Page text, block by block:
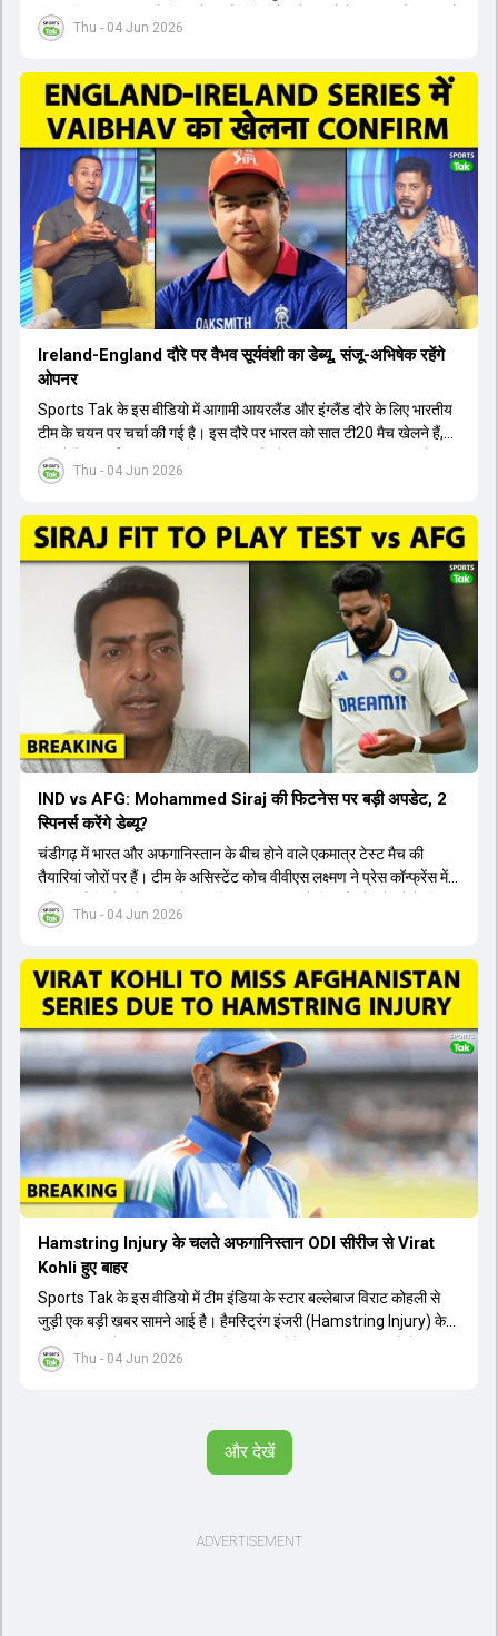
Thu - 04 Jun 2026
अफगानिस्तान सीरीज से बाहर हो गए हैं। इस चोट से उबरने में सामान्य तौर पर 4 से
12 हफ्ते का समय लग सकता है, और अगर सर्जरी की जरूरत पड़ी तो 3 से 5 महीने
सेंटर ऑफ एक्सीलेंस जाएंगे। इस गंभीर चोट के कारण 14 जुलाई से शुरू होने वाले
इंग्लैंड दौरे और आगामी वर्ल्ड कप में उनके खेलने पर सस्पेंस बन गया है। दूसरी
तरफ, आईपीएल में इम्पैक्ट प्लेयर के तौर पर खेलने वाले रोहित शर्मा को भी अभी तक
मेडिकल क्लीयरेंस नहीं मिली है। शनिवार को मुंबई में होने वाली चयन समिति की
बैठक में यह देखना अहम होगा कि क्या चयनकर्ता विराट कोहली को फिटनेस की शर्त
पर टीम में शामिल करते हैं या नहीं।
Thu - 04 Jun 2026
Ireland-England दौरे पर वैभव सूर्यवंशी का डेब्यू, संजू-अभिषेक रहेंगे
ओपनर
Sports Tak के इस वीडियो में आगामी आयरलैंड और इंग्लैंड दौरे के लिए भारतीय
टीम के चयन पर चर्चा की गई है। इस दौरे पर भारत को सात टी20 मैच खेलने हैं,
जिसमें वैभव सूर्यवंशी का टीम में चुना जाना और डेब्यू करना तय माना जा रहा है।
हालांकि, अभिषेक शर्मा और संजू सैमसन ही टीम के फर्स्ट चॉइस ओपनर बने रहेंगे,
नंबर तीन और श्रेयस अय्यर नंबर चार पर खेलेंगे। वहीं, रजत पाटीदार फिलहाल
टी20 टीम की योजना से बाहर हैं, लेकिन वह टेस्ट क्रिकेट में वापसी कर सकते हैं।
Thu - 04 Jun 2026
IND vs AFG: Mohammed Siraj की फिटनेस पर बड़ी अपडेट, 2
स्पिनर्स करेंगे डेब्यू?
चंडीगढ़ में भारत और अफगानिस्तान के बीच होने वाले एकमात्र टेस्ट मैच की
तैयारियां जोरों पर हैं। टीम के असिस्टेंट कोच वीवीएस लक्ष्मण ने प्रेस कॉन्फ्रेंस में
पुष्टि की है कि तेज गेंदबाज मोहम्मद सिराज पूरी तरह से फिट हैं और खेलने के लिए
उपलब्ध हैं। आईपीएल के दौरान लगी चोट के कारण उनके खेलने पर संदेह था,
सुथार और हर्ष दुबे को कुलदीप यादव और वाशिंगटन सुंदर के साथ प्लेइंग 11 में मौका
मिलने की प्रबल संभावना है। कप्तान शुभमन गिल विकेट की स्थिति को ध्यान में
रखते हुए अंतिम 11 का फैसला करेंगे। टीम में यशस्वी जायसवाल, केएल राहुल,
ऋषभ पंत और ध्रुव जुरेल जैसे खिलाड़ी भी शामिल हैं। यह टेस्ट मैच विश्व टेस्ट
चैंपियनशिप चक्र का हिस्सा नहीं है, लेकिन भारतीय टीम के लिए काफी महत्वपूर्ण
है। अंत में फैंस के सवालों का जवाब देते हुए टी20 कप्तानी और हेड कोच गौतम
गंभीर से जुड़ी जानकारी भी साझा की गई।
Thu - 04 Jun 2026
Hamstring Injury के चलते अफगानिस्तान ODI सीरीज से Virat
Kohli हुए बाहर
Sports Tak के इस वीडियो में टीम इंडिया के स्टार बल्लेबाज विराट कोहली से
जुड़ी एक बड़ी खबर सामने आई है। हैमस्ट्रिंग इंजरी (Hamstring Injury) के
कारण विराट कोहली अफगानिस्तान के खिलाफ होने वाली आगामी तीन मैचों की
वनडे सीरीज से बाहर हो गए हैं। भारत और अफगानिस्तान के बीच इस वनडे सीरीज
खत्म हुए आईपीएल में शानदार प्रदर्शन करने वाले विराट कोहली का इस सीरीज से
बाहर होना भारतीय फैंस के लिए एक बहुत बड़ा झटका है। यह वनडे सीरीज 2027
और देखें